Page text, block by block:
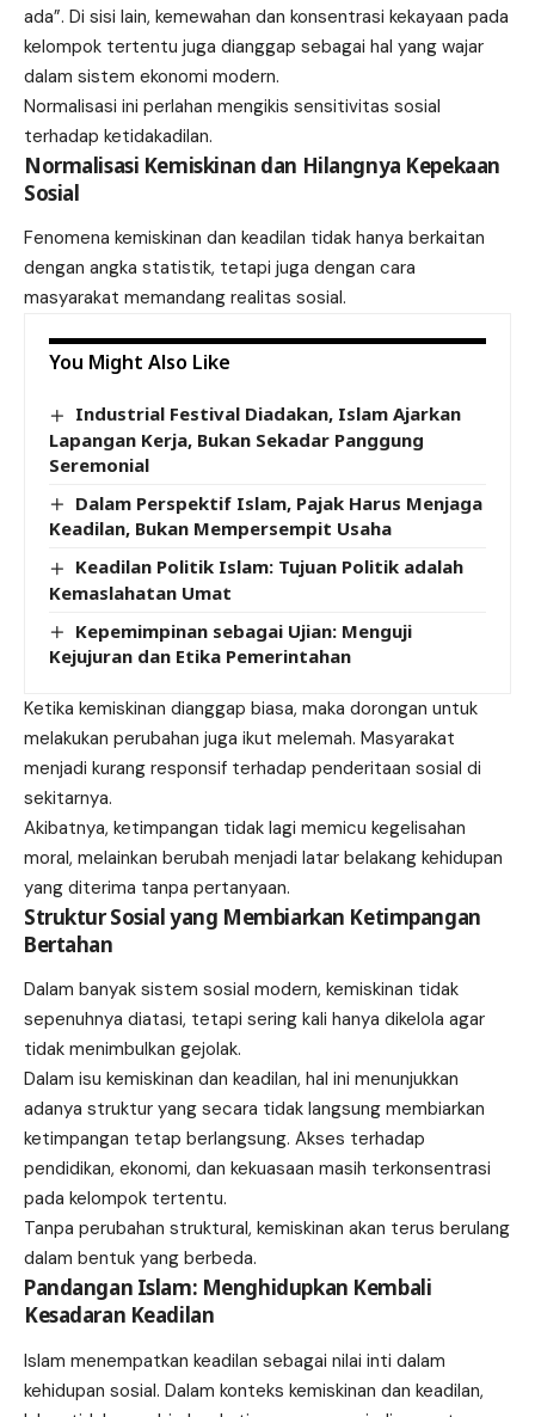
ada”. Di sisi lain, kemewahan dan konsentrasi kekayaan pada
kelompok tertentu juga dianggap sebagai hal yang wajar
dalam sistem ekonomi modern.
Normalisasi ini perlahan mengikis sensitivitas sosial
terhadap ketidakadilan.
Normalisasi Kemiskinan dan Hilangnya Kepekaan
Sosial
Fenomena kemiskinan dan keadilan tidak hanya berkaitan
dengan angka statistik, tetapi juga dengan cara
masyarakat memandang realitas sosial.
You Might Also Like
Industrial Festival Diadakan, Islam Ajarkan
Lapangan Kerja, Bukan Sekadar Panggung
Seremonial
Dalam Perspektif Islam, Pajak Harus Menjaga
Keadilan, Bukan Mempersempit Usaha
Keadilan Politik Islam: Tujuan Politik adalah
Kemaslahatan Umat
Kepemimpinan sebagai Ujian: Menguji
Kejujuran dan Etika Pemerintahan
Ketika kemiskinan dianggap biasa, maka dorongan untuk
melakukan perubahan juga ikut melemah. Masyarakat
menjadi kurang responsif terhadap penderitaan sosial di
sekitarnya.
Akibatnya, ketimpangan tidak lagi memicu kegelisahan
moral, melainkan berubah menjadi latar belakang kehidupan
yang diterima tanpa pertanyaan.
Struktur Sosial yang Membiarkan Ketimpangan
Bertahan
Dalam banyak sistem sosial modern, kemiskinan tidak
sepenuhnya diatasi, tetapi sering kali hanya dikelola agar
tidak menimbulkan gejolak.
Dalam isu kemiskinan dan keadilan, hal ini menunjukkan
adanya struktur yang secara tidak langsung membiarkan
ketimpangan tetap berlangsung. Akses terhadap
pendidikan, ekonomi, dan kekuasaan masih terkonsentrasi
pada kelompok tertentu.
Tanpa perubahan struktural, kemiskinan akan terus berulang
dalam bentuk yang berbeda.
Pandangan Islam: Menghidupkan Kembali
Kesadaran Keadilan
Islam menempatkan keadilan sebagai nilai inti dalam
kehidupan sosial. Dalam konteks kemiskinan dan keadilan,